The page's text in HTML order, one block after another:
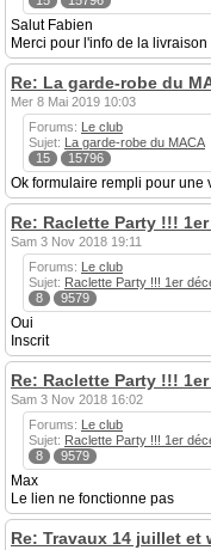
Salut Fabien
Merci pour l'info de la livraison
Re: La garde-robe du
Mer 8 Mai 2019 10:03
Forums: Le club
Sujet: La garde-robe du MACA
15
15796
Ok formulaire rempli pour une
Re: Raclette Party !!!
Sam 3 Nov 2018 19:11
Forums: Le club
Sujet: Raclette Party !!! 1er
8
9579
Oui
Inscrit
Re: Raclette Party !!!
Sam 3 Nov 2018 16:02
Forums: Le club
Sujet: Raclette Party !!! 1er
8
9579
Max
Le lien ne fonctionne pas
Re: Travaux 14 juillet et